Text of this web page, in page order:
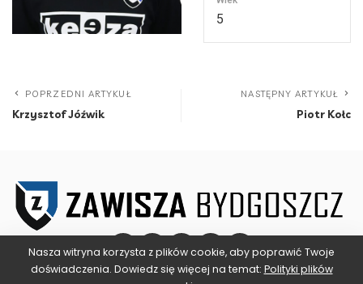
5
POPRZEDNI ARTYKUŁ
Krzysztof Jóźwik
NASTĘPNY ARTYKUŁ
Piotr Kołc
Nasza witryna korzysta z plików cookie, aby poprawić Twoje
doświadczenia. Dowiedz się więcej na temat: Polityki plików